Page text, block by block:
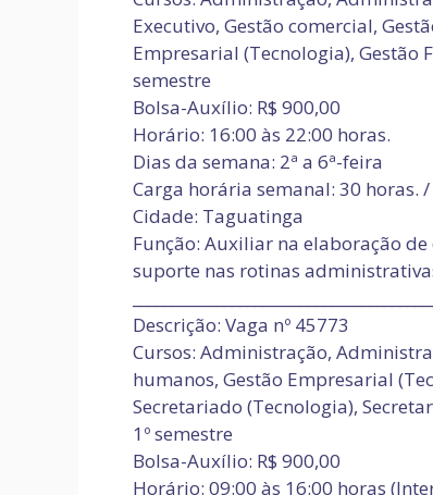
Executivo, Gestão comercial,
Empresarial (Tecnologia), Gestão
semestre
Bolsa-Auxílio: R$ 900,00
Horário: 16:00 às 22:00 horas.
Dias da semana: 2ª a 6ª-feira
Carga horária semanal: 30 horas.
Cidade: Taguatinga
Função: Auxiliar na elaboração
suporte nas rotinas
Descrição: Vaga nº 45773
Cursos: Administração,
humanos, Gestão Empresarial
Secretariado (Tecnologia),
1º semestre
Bolsa-Auxílio: R$ 900,00
Horário: 09:00 às 16:00 horas